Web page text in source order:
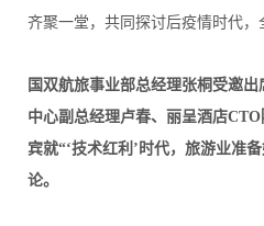
齐聚一堂，共同探讨后疫情时代，
国双航旅事业部总经理张桐受邀
中心副总经理卢春、丽呈酒店
宾就“‘技术红利’时代，旅游业准
论。